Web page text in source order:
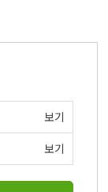
보기
보기